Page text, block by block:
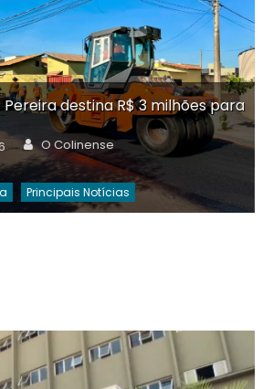
destina R$ 3 milhões para
Author
O Colinense
Principais Notícias